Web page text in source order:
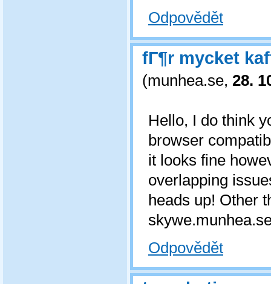
Odpovědět
fГ¶r mycket
(munhea.se, 28.
Hello, I do think
browser
it looks fine
overlapping
heads up! Other
Odpovědět